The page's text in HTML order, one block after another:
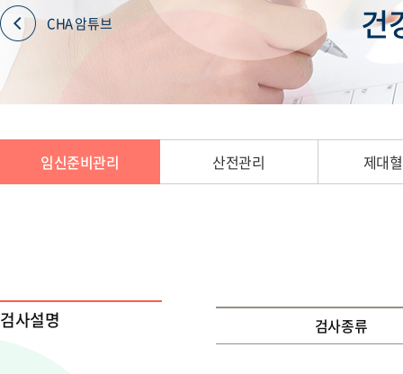
CHA 암튜브 건
임신준비관리 산전관리 제대
검사설명 검사종류